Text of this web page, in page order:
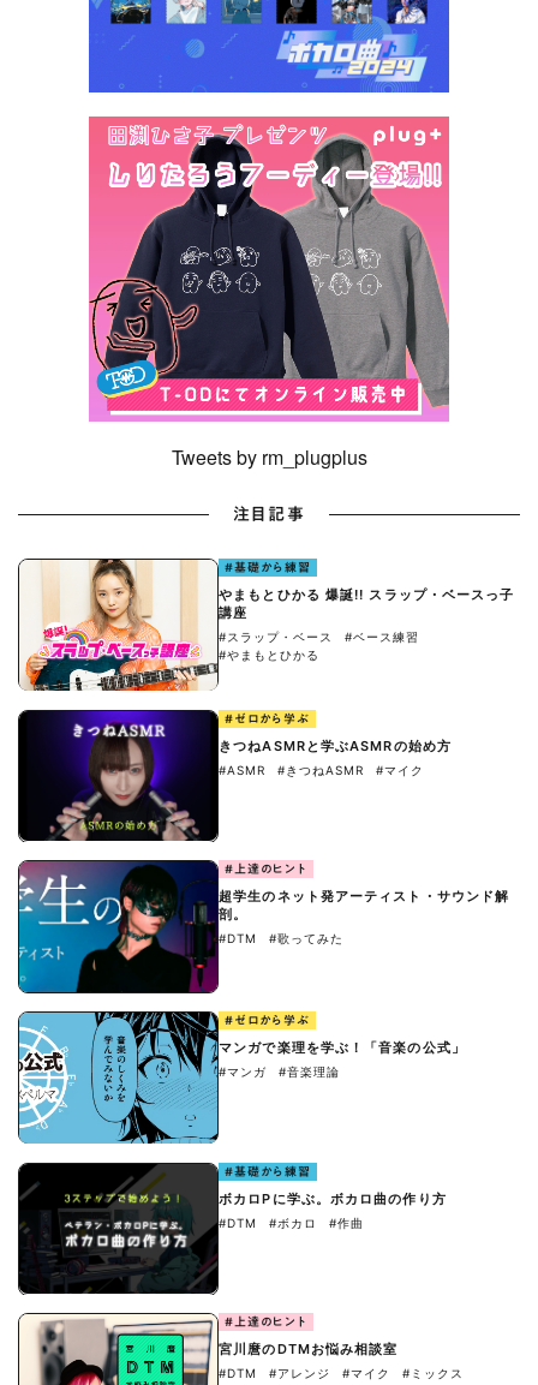
Tweets by rm_plugplus
注目記事
#基礎から練習
やまもとひかる 爆誕!! スラップ・ベースっ子
講座
#スラップ・ベース
#ベース練習
#やまもとひかる
#ゼロから学ぶ
きつねASMRと学ぶASMRの始め方
#ASMR #きつねASMR #マイク
#上達のヒント
超学生のネット発アーティスト・サウンド解
剖。
#DTM #歌ってみた
#ゼロから学ぶ
マンガで楽理を学ぶ！「音楽の公式」
#マンガ #音楽理論
#基礎から練習
ボカロPに学ぶ。ボカロ曲の作り方
#DTM #ボカロ #作曲
#上達のヒント
宮川麿のDTMお悩み相談室
#DTM #アレンジ #マイク
#ミックス